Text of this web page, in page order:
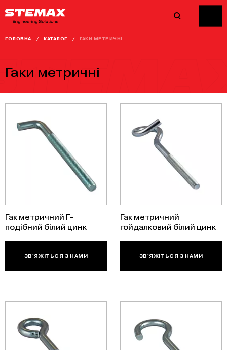
ГОЛОВНА / КАТАЛОГ / ГАКИ МЕТРИЧНІ
Гаки метричні
Гак метричний Г-
подібний білий цинк
ЗВ'ЯЖІТЬСЯ З НАМИ
Гак метричний
гойдалковий білий цинк
ЗВ'ЯЖІТЬСЯ З НАМИ